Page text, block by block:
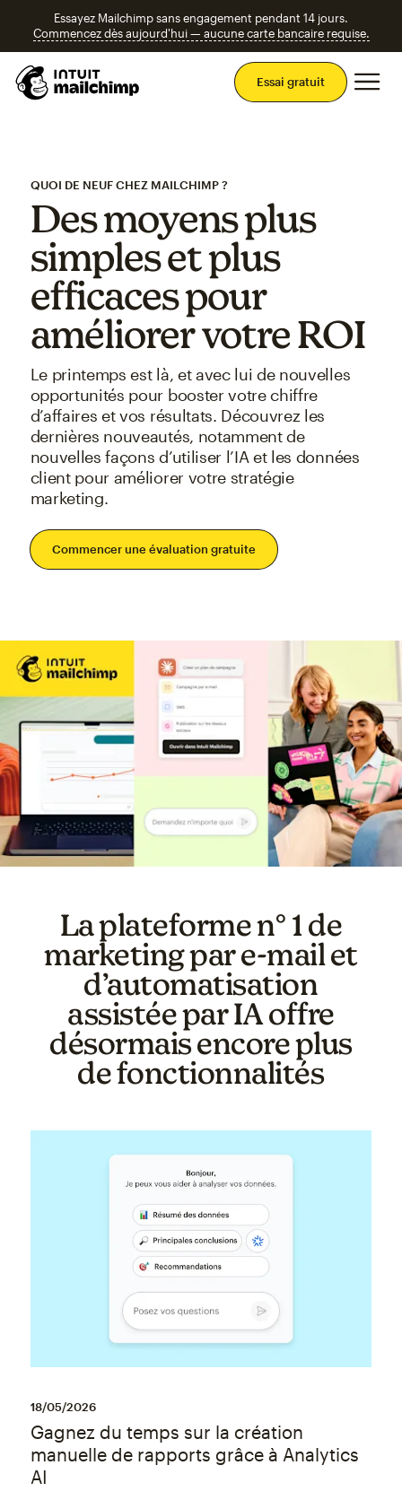
Essayez Mailchimp sans engagement pendant 14 jours.
Commencez dès aujourd'hui — aucune carte bancaire requise.
Essai gratuit
QUOI DE NEUF CHEZ MAILCHIMP ?
Des moyens plus
simples et plus
efficaces pour
améliorer votre ROI
Le printemps est là, et avec lui de nouvelles
opportunités pour booster votre chiffre
d’affaires et vos résultats. Découvrez les
dernières nouveautés, notamment de
nouvelles façons d’utiliser l’IA et les données
client pour améliorer votre stratégie
marketing.
Commencer une évaluation gratuite
La plateforme n° 1 de
marketing par e-mail et
d’automatisation
assistée par IA offre
désormais encore plus
de fonctionnalités
18/05/2026
Gagnez du temps sur la création
manuelle de rapports grâce à Analytics
AI